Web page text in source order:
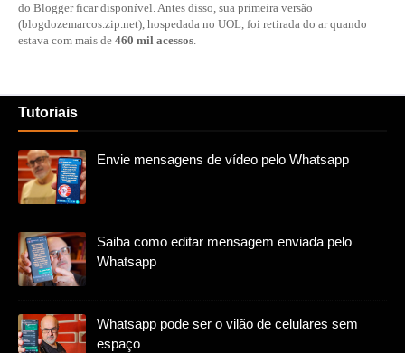
do Blogger ficar disponível. Antes disso, sua primeira versão
(blogdozemarcos.zip.net), hospedada no UOL, foi retirada do ar quando
estava com mais de 460 mil acessos.
Tutoriais
Envie mensagens de vídeo pelo Whatsapp
Saiba como editar mensagem enviada pelo
Whatsapp
Whatsapp pode ser o vilão de celulares sem
espaço